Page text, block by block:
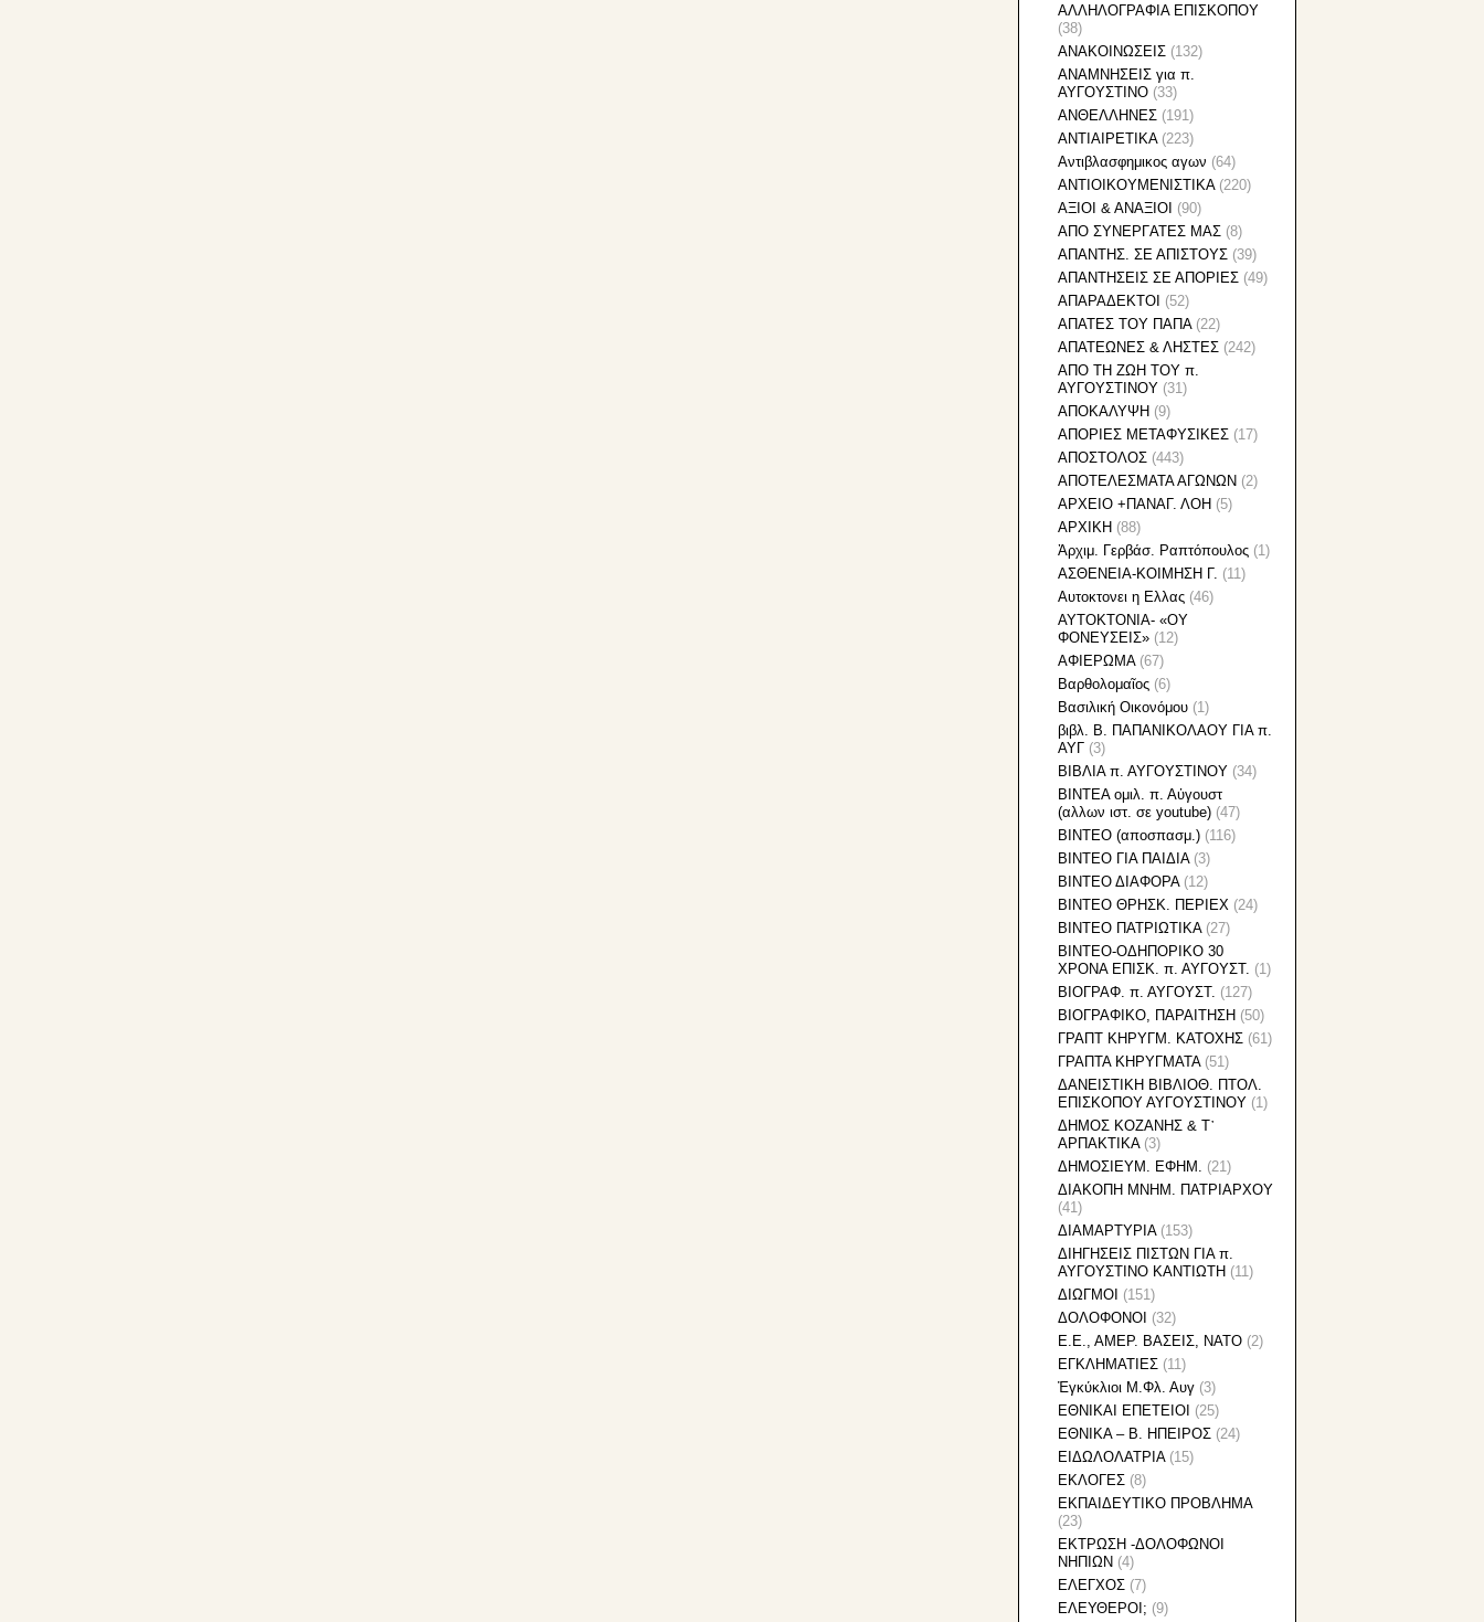
ΑΛΛΗΛΟΓΡΑΦΙA ΕΠΙΣΚΟΠΟΥ
(38)
ΑΝΑΚΟΙΝΩΣΕΙΣ (132)
ΑΝΑΜΝΗΣΕΙΣ για π.
ΑΥΓΟΥΣΤΙΝΟ (33)
ΑΝΘΕΛΛΗΝΕΣ (191)
ΑΝΤΙΑΙΡΕΤΙΚΑ(223)
Αντιβλασφημικος αγων (64)
ΑΝΤΙΟΙΚΟΥΜΕΝΙΣΤΙΚΑ(220)
ΑΞΙΟΙ & ΑΝΑΞΙΟΙ (90)
ΑΠO ΣYNEΡΓATEΣ MAΣ (8)
ΑΠΑΝΤΗΣ. ΣΕ ΑΠΙΣΤΟΥΣ (39)
ΑΠΑΝΤΗΣΕΙΣ ΣΕ ΑΠΟΡΙΕΣ (49)
ΑΠΑΡΑΔΕΚΤΟΙ (52)
ΑΠΑΤΕΣ ΤΟΥ ΠΑΠΑ(22)
ΑΠΑΤΕΩΝΕΣ & ΛΗΣΤΕΣ (242)
ΑΠΟ ΤΗ ΖΩΗ ΤΟΥ π.
ΑΥΓΟΥΣΤΙΝΟΥ (31)
ΑΠΟΚΑΛΥΨΗ (9)
ΑΠΟΡΙΕΣ ΜΕΤΑΦΥΣΙΚΕΣ (17)
ΑΠΟΣΤΟΛΟΣ (443)
ΑΠΟΤΕΛΕΣΜΑΤΑ ΑΓΩΝΩΝ (2)
ΑΡΧΕΙΟ +ΠΑΝΑΓ. ΛΟΗ (5)
ΑΡΧΙΚΗ (88)
Ἀρχιμ. Γερβάσ. Ραπτόπουλος (1)
ΑΣΘΕΝΕΙΑ-ΚΟΙΜΗΣΗ Γ. (11)
Αυτοκτονει η Ελλας (46)
ΑΥΤΟΚΤΟΝΙΑ- «ΟΥ
ΦΟΝΕΥΣΕΙΣ» (12)
ΑΦΙΕΡΩΜΑ(67)
Βαρθολομαῖος (6)
Βασιλική Οικονόμου (1)
βιβλ. Β. ΠΑΠΑΝΙΚΟΛΑΟΥ ΓΙΑ π.
ΑΥΓ (3)
ΒΙΒΛΙΑ π. ΑΥΓΟΥΣΤΙΝΟΥ (34)
ΒΙΝΤΕΑ ομιλ. π. Αὐγουστ
(αλλων ιστ. σε youtube) (47)
ΒΙΝΤΕΟ (αποσπασμ.) (116)
ΒΙΝΤΕΟ ΓΙΑ ΠΑΙΔΙΑ(3)
ΒΙΝΤΕΟ ΔΙΑΦΟΡΑ(12)
ΒΙΝΤΕΟ ΘΡΗΣΚ. ΠΕΡΙΕΧ (24)
ΒΙΝΤΕΟ ΠΑΤΡΙΩΤΙΚΑ(27)
ΒΙΝΤΕΟ-ΟΔΗΠΟΡΙΚΟ 30
ΧΡΟΝΑ ΕΠΙΣΚ. π. ΑΥΓΟΥΣΤ. (1)
ΒΙΟΓΡΑΦ. π. ΑΥΓΟΥΣΤ. (127)
ΒΙΟΓΡΑΦΙΚΟ, ΠΑΡΑΙΤΗΣΗ (50)
ΓΡΑΠΤ ΚΗΡΥΓΜ. ΚΑΤΟΧΗΣ (61)
ΓΡΑΠΤΑ ΚΗΡΥΓΜΑΤΑ(51)
ΔΑΝΕΙΣΤΙΚΗ ΒΙΒΛΙΟΘ. ΠΤΟΛ.
ΕΠΙΣΚΟΠΟΥ ΑΥΓΟΥΣΤΙΝΟΥ (1)
ΔΗΜΟΣ ΚΟΖΑΝΗΣ & Τ᾽
ΑΡΠΑΚΤΙΚΑ(3)
ΔΗΜΟΣΙΕΥΜ. ΕΦΗΜ.
(21)
ΔΙΑΚΟΠΗ ΜΝΗΜ. ΠΑΤΡΙΑΡΧΟΥ
(41)
ΔΙΑΜΑΡΤΥΡΙΑ(153)
ΔΙΗΓΗΣΕΙΣ ΠΙΣΤΩΝ ΓΙΑ π.
ΑΥΓΟΥΣΤΙΝΟ ΚΑΝΤΙΩΤΗ (11)
ΔΙΩΓΜΟΙ (151)
ΔΟΛΟΦΟΝΟΙ (32)
Ε.Ε., ΑΜΕΡ. ΒΑΣΕΙΣ, ΝΑΤΟ (2)
ΕΓΚΛΗΜΑΤΙΕΣ (11)
Ἐγκύκλιοι Μ.Φλ. Αυγ (3)
ΕΘΝΙΚAI ΕΠΕΤΕΙΟΙ (25)
ΕΘΝΙΚΑ – Β. ΗΠΕΙΡΟΣ (24)
ΕΙΔΩΛΟΛΑΤΡΙΑ(15)
ΕΚΛΟΓΕΣ (8)
ΕΚΠΑΙΔΕΥΤΙΚΟ ΠΡΟΒΛΗΜΑ
(23)
ΕΚΤΡΩΣΗ -ΔΟΛΟΦΩΝΟΙ
ΝΗΠΙΩΝ (4)
ΕΛΕΓΧΟΣ (7)
ΕΛΕΥΘΕΡΟΙ; (9)